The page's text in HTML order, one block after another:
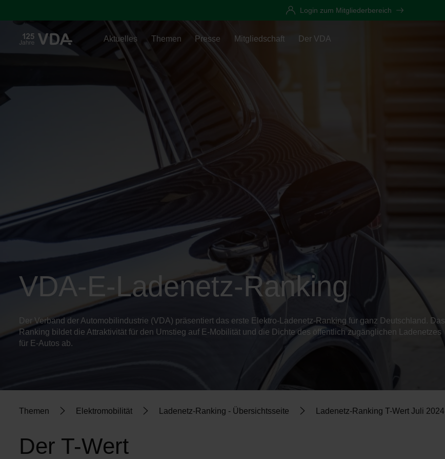
Login zum Mitgliederbereich
Aktuelles Themen Presse Mitgliedschaft Der VDA
VDA-E-Ladenetz-Ranking
Der Verband der Automobilindustrie (VDA) präsentiert das erste Elektro-Ladenetz-Ranking für ganz Deutschland. Das
Ranking bildet die Attraktivität für den Umstieg auf E-Mobilität und die Dichte des öffentlich zugänglichen Ladenetzes
für E-Autos ab.
Themen Elektromobilität Ladenetz-Ranking - Übersichtsseite Ladenetz-Ranking T-Wert Juli 2024
Der T-Wert